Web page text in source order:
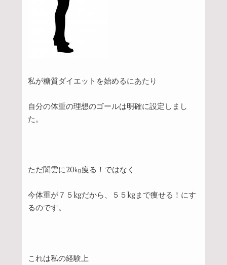
私が糖質ダイエットを始めるにあたり
自分の体重の理想のゴールは明確に設定しまし
た。
ただ闇雲に20㎏痩る！ではなく
今体重が７５kgだから、５５kgまで痩せる！にす
るのです。
これは私の経験上